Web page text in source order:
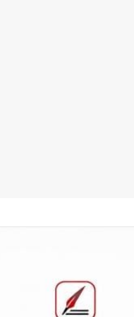
“الأفضل بين الأفضل” في دورته